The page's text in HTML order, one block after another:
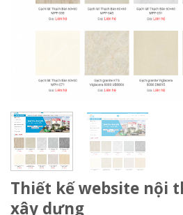
Thiết kế website nội
xây dựng